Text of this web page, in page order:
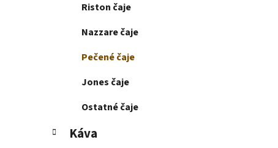
Riston čaje
Nazzare čaje
Pečené čaje
Jones čaje
Ostatné čaje
Káva